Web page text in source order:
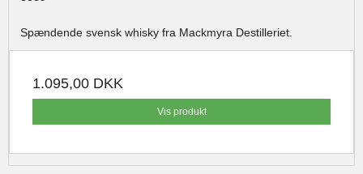
Spændende svensk whisky fra Mackmyra Destilleriet.
1.095,00 DKK
Vis produkt